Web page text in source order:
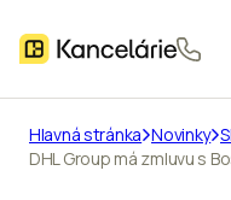
Hlavná stránka Novinky
DHL Group má zmluvu s